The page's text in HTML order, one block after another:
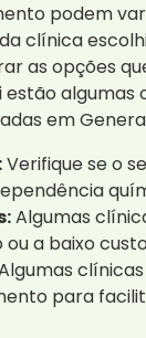
podem
clínica
as opções
algumas
em
Verifique se o
Algumas
a baixo
para